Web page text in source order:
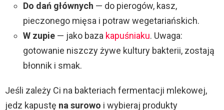
Do dań głównych — do pierogów, kasz,
pieczonego mięsa i potraw wegetariańskich.
W zupie — jako baza kapuśniaku. Uwaga:
gotowanie niszczy żywe kultury bakterii, zostają
błonnik i smak.
Jeśli zależy Ci na bakteriach fermentacji mlekowej,
jedz kapustę na surowo i wybieraj produkty